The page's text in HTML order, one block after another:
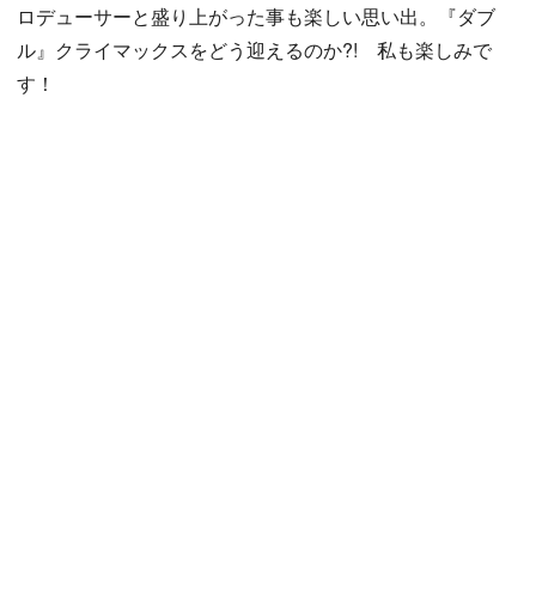
ロデューサーと盛り上がった事も楽しい思い出。『ダブ
ル』クライマックスをどう迎えるのか?! 私も楽しみで
す！